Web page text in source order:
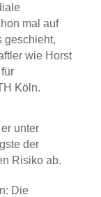
mal auf
geschieht,
wie Horst
Köln.
unter
der
Risiko ab.
Die